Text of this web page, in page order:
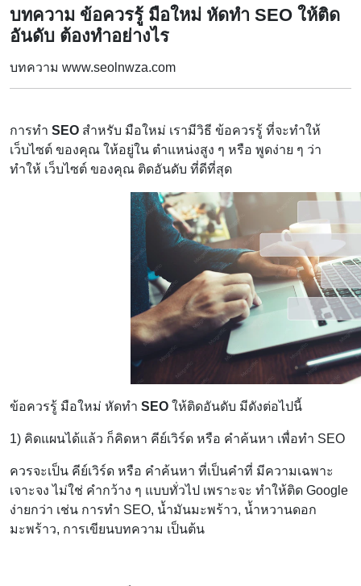
บทความ ข้อควรรู้ มือใหม่ หัดทำ SEO ให้ติด
อันดับ ต้องทำอย่างไร
บทความ www.seolnwza.com
การทำ SEO สำหรับ มือใหม่ เรามีวิธี ข้อควรรู้ ที่จะทำให้
เว็บไซต์ ของคุณ ให้อยู่ใน ตำแหน่งสูง ๆ หรือ พูดง่าย ๆ ว่า
ทำให้ เว็บไซต์ ของคุณ ติดอันดับ ที่ดีที่สุด
ข้อควรรู้ มือใหม่ หัดทำ SEO ให้ติดอันดับ มีดังต่อไปนี้
1) คิดแผนได้แล้ว ก็คิดหา คีย์เวิร์ด หรือ คำค้นหา เพื่อทำ SEO
ควรจะเป็น คีย์เวิร์ด หรือ คำค้นหา ที่เป็นคำที่ มีความเฉพาะ
เจาะจง ไม่ใช่ คำกว้าง ๆ แบบทั่วไป เพราะจะ ทำให้ติด Google
ง่ายกว่า เช่น การทำ SEO, น้ำมันมะพร้าว, น้ำหวานดอก
มะพร้าว, การเขียนบทความ เป็นต้น